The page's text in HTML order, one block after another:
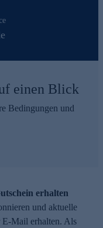
einen Blick
Bedingungen und
erhalten
und aktuelle
E-Mail erhalten. Als